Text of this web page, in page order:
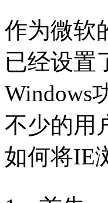
作为微软
已经设置
Windows
不少的用
如何将IE